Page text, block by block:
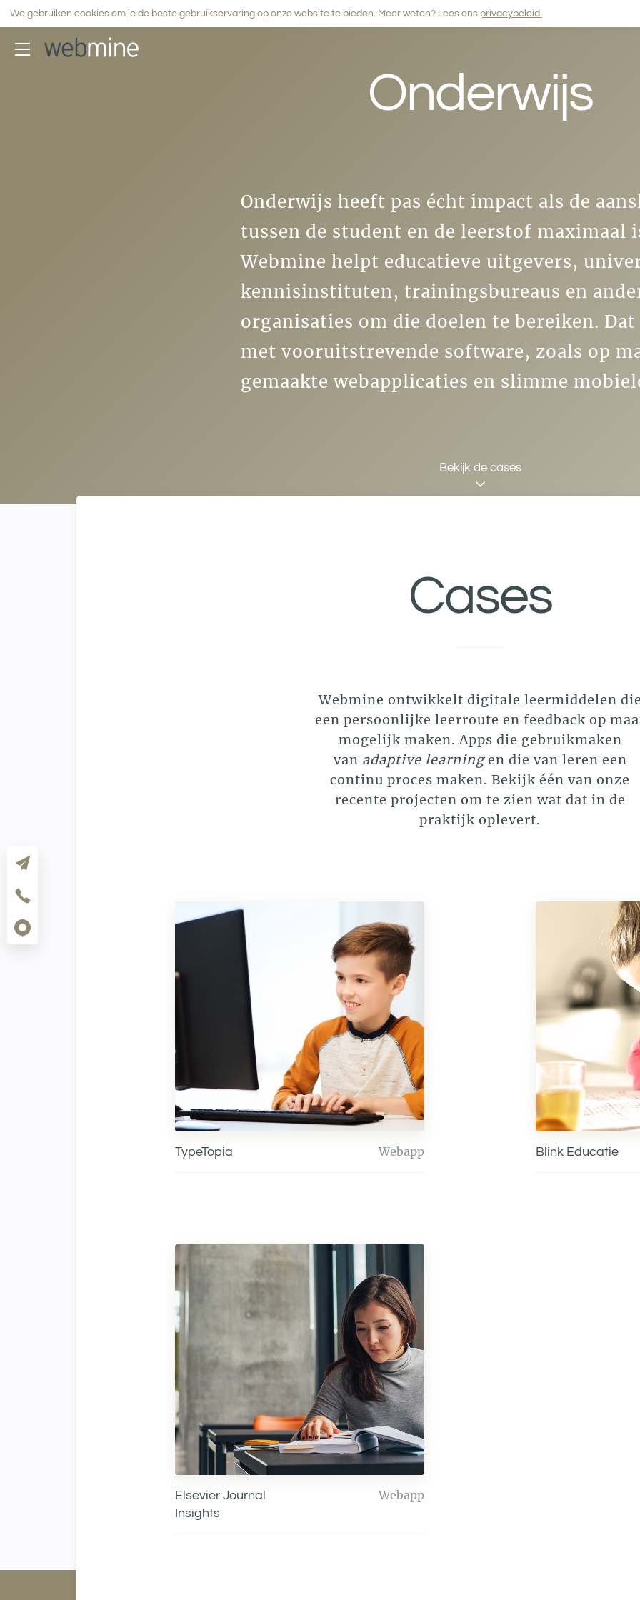
We gebruiken cookies om je de beste gebruikservaring op onze website te bieden. Meer weten? Lees ons privacybeleid.
Onderwijs
Onderwijs heeft pas écht impact als de
tussen de student en de leerstof maximaal
Webmine helpt educatieve uitgevers,
kennisinstituten, trainingsbureaus en
organisaties om die doelen te bereiken. Dat
met vooruitstrevende software, zoals op
gemaakte webapplicaties en slimme
Bekijk de cases
Cases
Webmine ontwikkelt digitale leermiddelen
een persoonlijke leerroute en feedback op
mogelijk maken. Apps die gebruikmaken
van adaptive learningen die van leren een
continu proces maken. Bekijk één van onze
recente projecten om te zien wat dat in de
praktijk oplevert.
TypeTopia Webapp Blink Educatie
Elsevier Journal
Insights
Webapp